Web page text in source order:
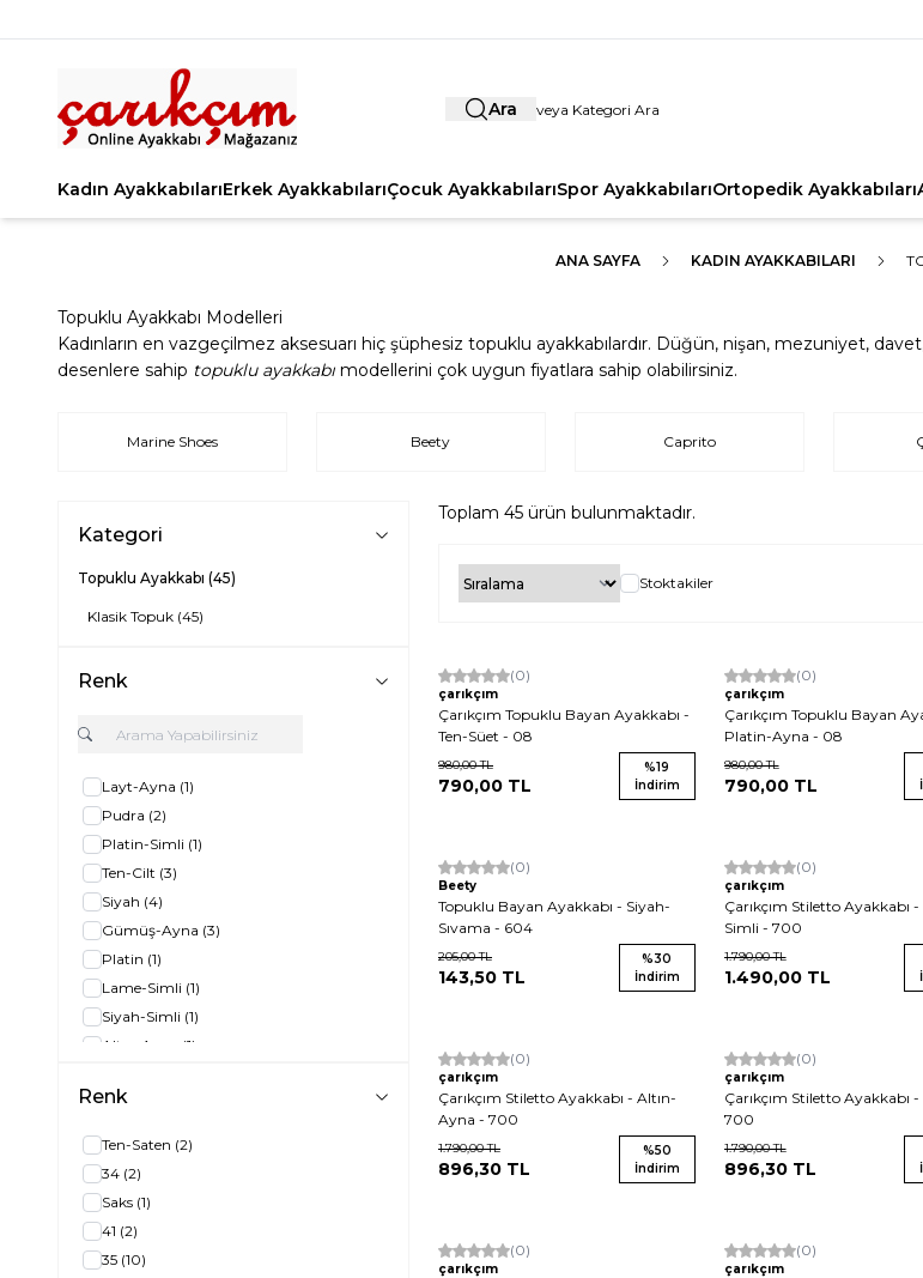
Ara
Kadın AyakkabılarıErkek AyakkabılarıÇocuk AyakkabılarıSpor AyakkabılarıOrtopedik Ayakkabıları
ANA SAYFA KADIN AYAKKABILARI
Topuklu Ayakkabı Modelleri
Kadınların en vazgeçilmez aksesuarı hiç şüphesiz topuklu ayakkabılardır. Düğün, nişan, mezuniyet,
desenlere sahip topuklu ayakkabı modellerini çok uygun fiyatlara sahip olabilirsiniz.
Marine Shoes Beety Caprito
Kategori
Topuklu Ayakkabı (45)
Klasik Topuk (45)
Renk
Layt-Ayna (1)
Pudra (2)
Platin-Simli (1)
Ten-Cilt (3)
Siyah (4)
Gümüş-Ayna (3)
Platin (1)
Lame-Simli (1)
Siyah-Simli (1)
Altın-Ayna
(1)
Altın-Perde
Renk
Ten-Saten (2)
34 (2)
Saks (1)
41 (2)
35 (10)
Toplam 45 ürün bulunmaktadır.
Stoktakiler
Yeni (0)
çarıkçım
Çarıkçım Topuklu Bayan Ayakkabı -
Ten-Süet - 08
980,00TL
790,00 TL
%19
İndirim
Yeni (0)
çarıkçım
Çarıkçım Topuklu Bayan
Platin-Ayna - 08
980,00TL
790,00TL
Yeni (0)
Beety
Topuklu Bayan Ayakkabı - Siyah-
Sıvama - 604
205,00TL
143,50 TL
%30
İndirim
Yeni (0)
çarıkçım
Çarıkçım Stiletto Ayakkabı
Simli - 700
1.790,00TL
1.490,00TL
Yeni (0)
çarıkçım
Çarıkçım Stiletto Ayakkabı - Altın-
Ayna - 700
1.790,00TL
896,30 TL
%50
İndirim
Yeni (0)
çarıkçım
Çarıkçım Stiletto Ayakkabı
700
1.790,00TL
896,30TL
Yeni (0)
çarıkçım
Yeni (0)
çarıkçım